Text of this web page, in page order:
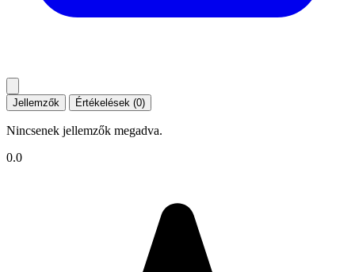
Jellemzők Értékelések (0)
Nincsenek jellemzők megadva.
0.0